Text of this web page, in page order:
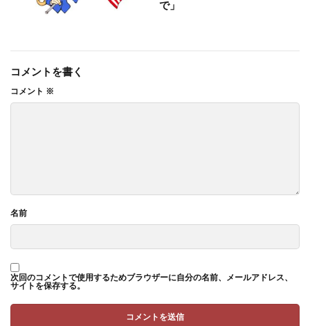
で」
コメントを書く
コメント ※
名前
次回のコメントで使用するためブラウザーに自分の名前、メールアドレス、
サイトを保存する。